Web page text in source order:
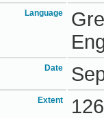
Language
Date
Extent